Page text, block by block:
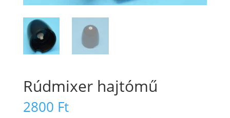
Rúdmixer hajtómű
2800 Ft